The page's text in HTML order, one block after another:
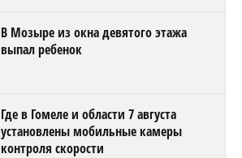
В Мозыре из окна девятого этажа
выпал ребенок
Где в Гомеле и области 7 августа
установлены мобильные камеры
контроля скорости